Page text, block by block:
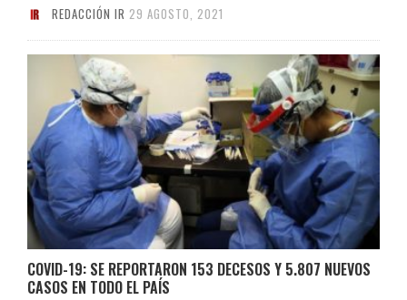
REDACCIÓN IR 29 AGOSTO, 2021
COVID-19: SE REPORTARON 153 DECESOS Y 5.807 NUEVOS
CASOS EN TODO EL PAÍS